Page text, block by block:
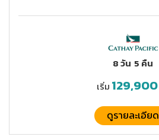
8 วัน 5 คืน
เริ่ม 129,900
ดูรายละเอียด